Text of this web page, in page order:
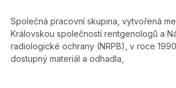
Společná pracovní skupina, vytvořená
Královskou společností rentgenologů a
radiologické ochrany (NRPB), v roce
dostupný materiál a odhadla,